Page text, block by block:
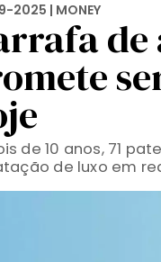
2025 | MONEY
de
de 10 anos, 71
de luxo em